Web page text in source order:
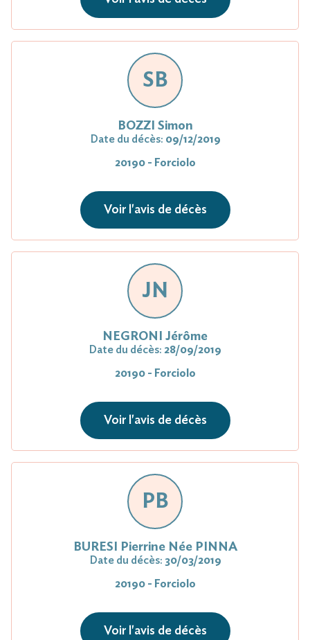
SB
BOZZI Simon
Date du décès: 09/12/2019
20190 - Forciolo
Voir l'avis de décès
JN
NEGRONI Jérôme
Date du décès: 28/09/2019
20190 - Forciolo
Voir l'avis de décès
PB
BURESI Pierrine Née PINNA
Date du décès: 30/03/2019
20190 - Forciolo
Voir l'avis de décès